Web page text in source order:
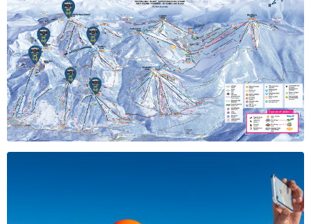
Activités
Restaurants
Animations
Services